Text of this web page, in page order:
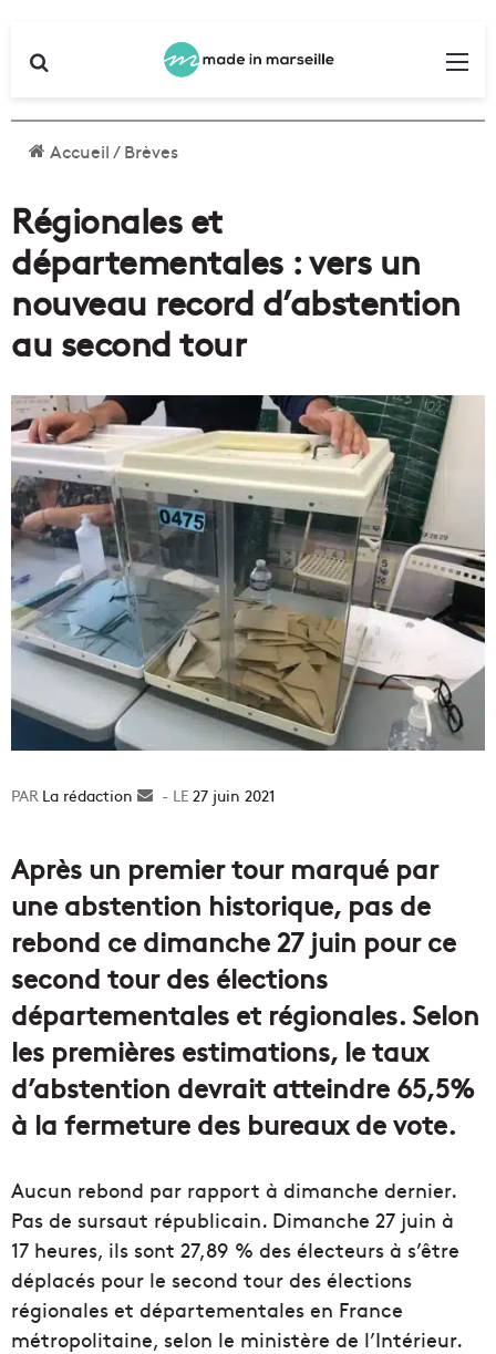
Accueil/Brèves
Régionales et
départementales : vers un
nouveau record d’abstention
au second tour
La rédaction
Envoyer27 juin 2021
Après un premier tour marqué par
une abstention historique, pas de
rebond ce dimanche 27 juin pour ce
second tour des élections
départementales et régionales. Selon
les premières estimations, le taux
d’abstention devrait atteindre 65,5%
à la fermeture des bureaux de vote.
Aucun rebond par rapport à dimanche dernier.
Pas de sursaut républicain. Dimanche 27 juin à
17 heures, ils sont 27,89 % des électeurs à s’être
déplacés pour le second tour des élections
régionales et départementales en France
métropolitaine, selon le ministère de l’Intérieur.